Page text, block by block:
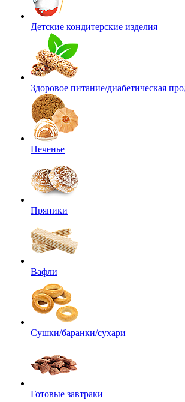
Детские кондитерские изделия
Здоровое питание/диабетическая
Печенье
Пряники
Вафли
Сушки/баранки/сухари
Готовые завтраки